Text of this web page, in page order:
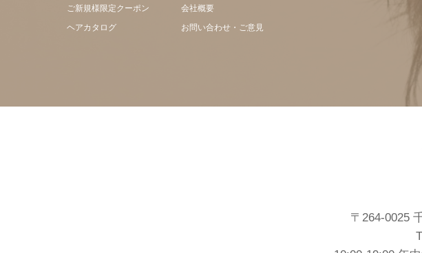
ご新規様限定クーポン
ヘアカタログ
会社概要
お問い合わせ・ご意見
〒264-0025